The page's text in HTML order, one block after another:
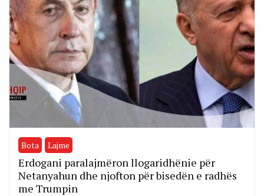
Bota Lajme
Erdogani paralajmëron llogaridhënie për
Netanyahun dhe njofton për bisedën e radhës
me Trumpin